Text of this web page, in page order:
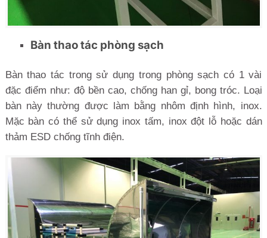
Bàn thao tác phòng sạch
Bàn thao tác trong sử dụng trong phòng sạch có 1 vài
đặc điểm như: độ bền cao, chống han gỉ, bong tróc. Loại
bàn này thường được làm bằng nhôm định hình, inox.
Mặc bàn có thể sử dụng inox tấm, inox đột lỗ hoặc dán
thảm ESD chống tĩnh điện.